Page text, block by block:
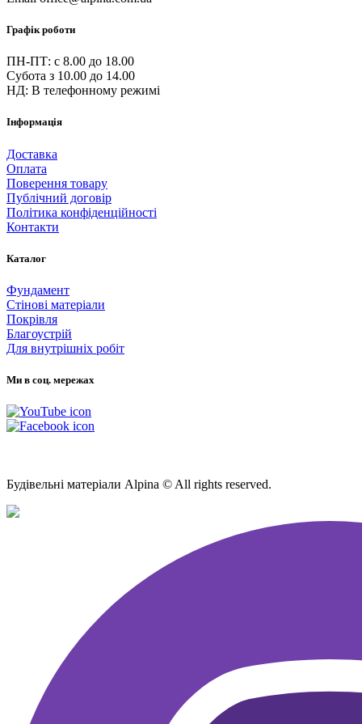
Графік роботи
ПН-ПТ: c 8.00 до 18.00
Субота з 10.00 до 14.00
НД: В телефонному режимі
Інформація
Доставка
Оплата
Поверення товару
Публічний договір
Політика конфіденційності
Контакти
Каталог
Фундамент
Стінові матеріали
Покрівля
Благоустрій
Для внутрішніх робіт
Ми в соц. мережах
Будівельні матеріали Alpina © All rights reserved.